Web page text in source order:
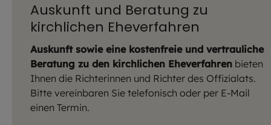
Auskunft und Beratung zu
kirchlichen Eheverfahren
Auskunft sowie eine kostenfreie und vertrauliche
Beratung zu den kirchlichen Eheverfahren bieten
Ihnen die Richterinnen und Richter des Offizialats.
Bitte vereinbaren Sie telefonisch oder per E-Mail
einen Termin.